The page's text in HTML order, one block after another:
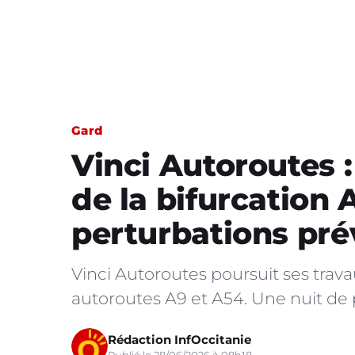
Gard
Vinci Autoroutes
de la bifurcation
perturbations
Vinci Autoroutes poursuit ses
autoroutes A9 et A54. Une nuit
Rédaction InfOccitanie